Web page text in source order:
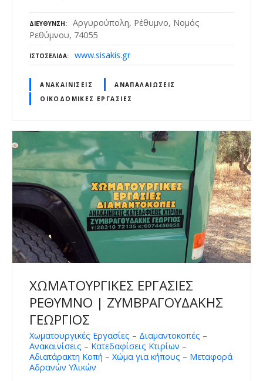
ΔΙΕΎΘΥΝΣΗ
Αργυρούπολη, Ρέθυμνο, Νομός
Ρεθύμνου, 74055
ΙΣΤΟΣΕΛΊΔΑ www.sisakis.gr
ΑΝΑΚΑΙΝΊΣΕΙΣ
ΑΝΑΠΑΛΑΙΏΣΕΙΣ
ΟΙΚΟΔΟΜΙΚΈΣ ΕΡΓΑΣΊΕΣ
ΧΩΜΑΤΟΥΡΓΙΚΕΣ ΕΡΓΑΣΙΕΣ
ΡΕΘΥΜΝΟ | ΖΥΜΒΡΑΓΟΥΔΑΚΗΣ
ΓΕΩΡΓΙΟΣ
Χωματουργικές Εργασίες – Διαμαντοκοπές –
Ανακαινίσεις – Κατεδαφίσεις Κτιρίων –
Αδιατάρακτη Κοπή – Χώμα για κήπους – Μεταφορά
Αδρανών Υλικών